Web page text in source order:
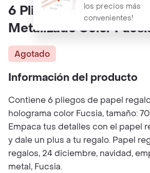
los precios más
convenientes!
6 Pliegos De Papel De
Metalizado Color
Agotado
Información del producto
Contiene 6 pliegos de papel
holograma color Fucsia, tamaño:
Empaca tus detalles con el papel
y dale un plus a tu regalo. Papel
regalos, 24 diciembre, navidad,
metal, Fucsia.